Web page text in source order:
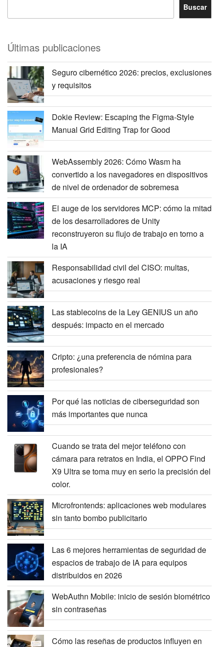
Buscar
Últimas publicaciones
Seguro cibernético 2026: precios, exclusiones
y requisitos
Dokie Review: Escaping the Figma-Style
Manual Grid Editing Trap for Good
WebAssembly 2026: Cómo Wasm ha
convertido a los navegadores en dispositivos
de nivel de ordenador de sobremesa
El auge de los servidores MCP: cómo la mitad
de los desarrolladores de Unity
reconstruyeron su flujo de trabajo en torno a
la IA
Responsabilidad civil del CISO: multas,
acusaciones y riesgo real
Las stablecoins de la Ley GENIUS un año
después: impacto en el mercado
Cripto: ¿una preferencia de nómina para
profesionales?
Por qué las noticias de ciberseguridad son
más importantes que nunca
Cuando se trata del mejor teléfono con
cámara para retratos en India, el OPPO Find
X9 Ultra se toma muy en serio la precisión del
color.
Microfrontends: aplicaciones web modulares
sin tanto bombo publicitario
Las 6 mejores herramientas de seguridad de
espacios de trabajo de IA para equipos
distribuidos en 2026
WebAuthn Mobile: inicio de sesión biométrico
sin contraseñas
Cómo las reseñas de productos influyen en